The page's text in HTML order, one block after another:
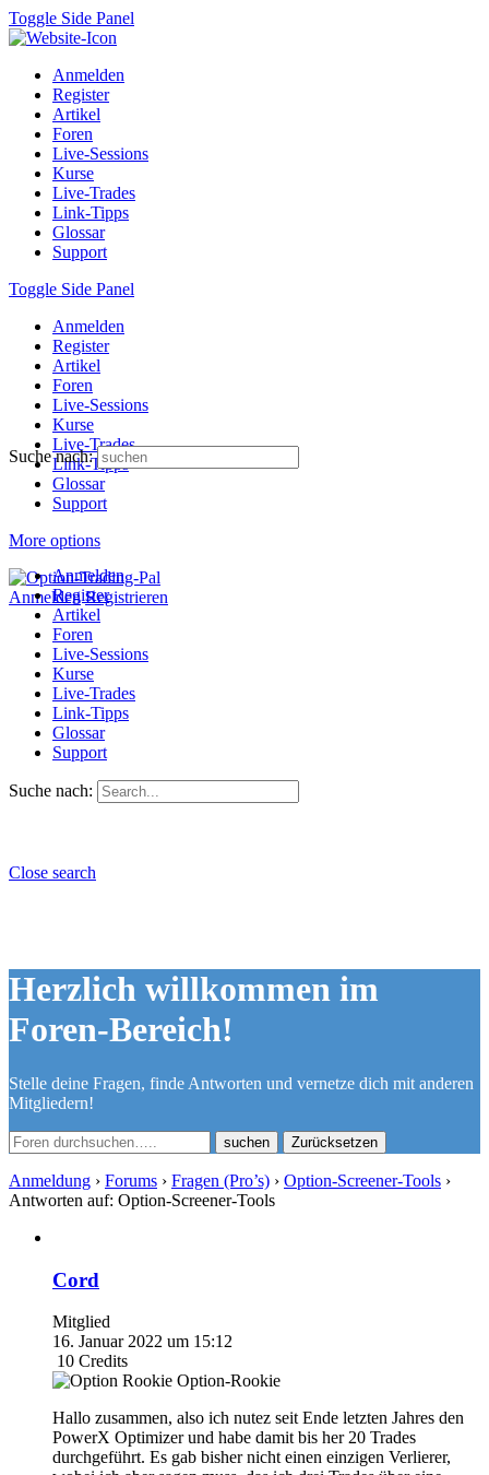
Toggle Side Panel
Anmelden
Register
Artikel
Foren
Live-Sessions
Kurse
Live-Trades
Link-Tipps
Glossar
Support
Toggle Side Panel
Anmelden
Register
Artikel
Foren
Live-Sessions
Kurse
Live-Trades
Link-Tipps
Glossar
Support
More options
Anmelden Registrieren
Suche nach:
Anmelden
Register
Artikel
Foren
Live-Sessions
Kurse
Live-Trades
Link-Tipps
Glossar
Support
Suche nach:
Close search
Herzlich willkommen im
Foren-Bereich!
Stelle deine Fragen, finde Antworten und vernetze dich mit anderen
Mitgliedern!
Zurücksetzen
Anmeldung › Forums › Fragen (Pro’s) › Option-Screener-Tools ›
Antworten auf: Option-Screener-Tools
Cord
Mitglied
16. Januar 2022 um 15:12
10 Credits
Option-Rookie
Hallo zusammen, also ich nutez seit Ende letzten Jahres den
PowerX Optimizer und habe damit bis her 20 Trades
durchgeführt. Es gab bisher nicht einen einzigen Verlierer,